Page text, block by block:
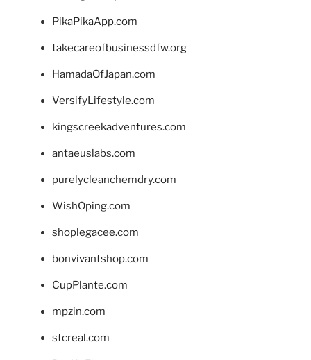
PikaPikaApp.com
takecareofbusinessdfw.org
HamadaOfJapan.com
VersifyLifestyle.com
kingscreekadventures.com
antaeuslabs.com
purelycleanchemdry.com
WishOping.com
shoplegacee.com
bonvivantshop.com
CupPlante.com
mpzin.com
stcreal.com